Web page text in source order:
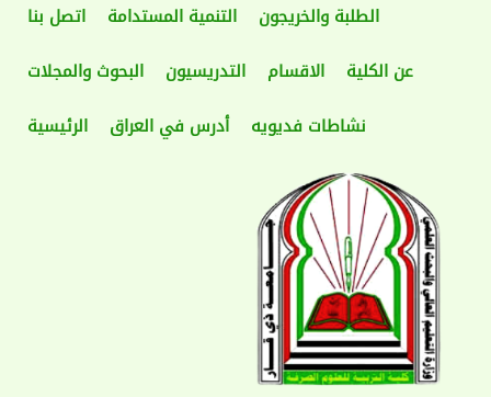
اتصل بنا التنمية المستدامة
الطلبة والخريجون
البحوث والمجلات
التدريسيون الاقسام
عن الكلية
الرئيسية
أدرس في العراق نشاطات فديويه